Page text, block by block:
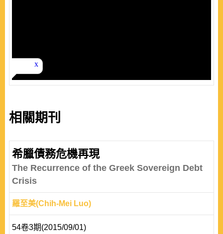
相關期刊
希臘債務危機再現
The Recurrence of the Greek Sovereign Debt
Crisis
羅至美(Chih-Mei Luo)
54卷3期(2015/09/01)